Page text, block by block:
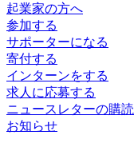
起業家の方へ
参加する
サポーターになる
寄付する
インターンをする
求人に応募する
ニュースレターの購読
お知らせ